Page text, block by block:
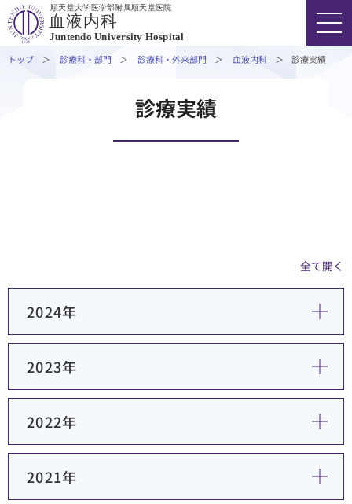
順天堂大学医学部附属順天堂医院
血液内科
Juntendo University Hospital
トップ 診療科・部門 診療科・外来部門 血液内科 診療実績
診療実績
全て開く
2024年
2023年
2022年
2021年
外来担当医表・休診情報
専門外来・特殊外来
COLOR
03-3813-3111
診療科・部門
医療関係者の方
順天堂医院について
医院TIMES
研修・入局